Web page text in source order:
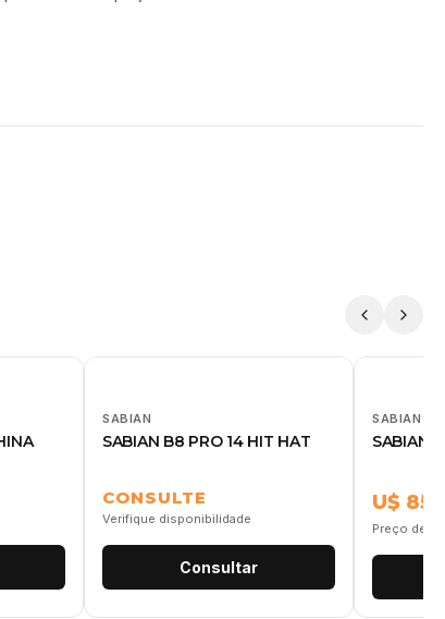
SABIAN
SABIAN B8 PRO 14 HIT HAT
CONSULTE
Verifique disponibilidade
Consultar
SABIAN
SABIAN
U$
Preço de